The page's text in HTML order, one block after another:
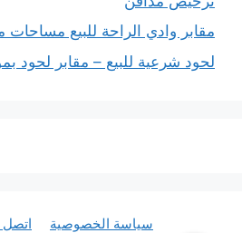
مقابر وادي الراحة للبيع مساحات
لحود شرعية للبيع – مقابر لحود
سياسة الخصوصية اتصل